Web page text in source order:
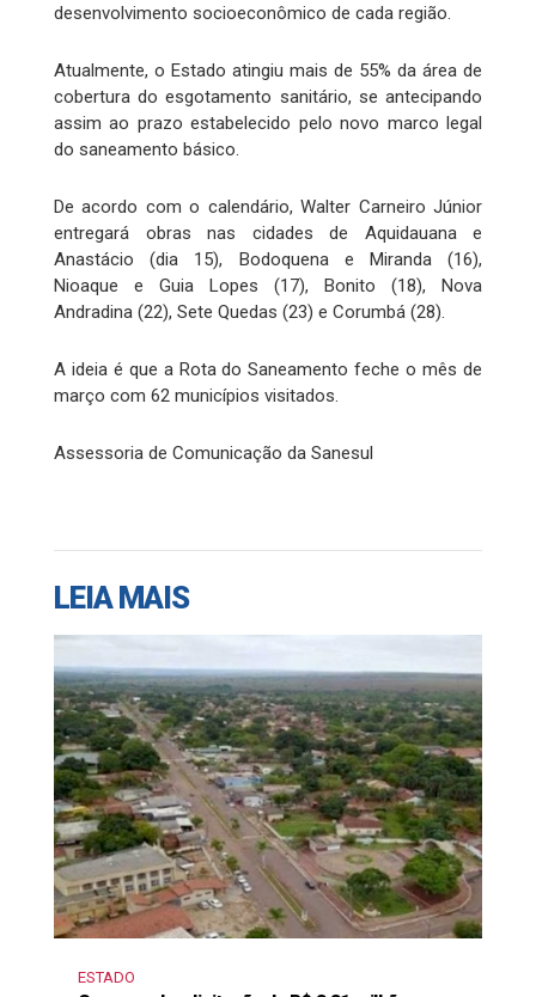
desenvolvimento socioeconômico de cada região.
Atualmente, o Estado atingiu mais de 55% da área de
cobertura do esgotamento sanitário, se antecipando
assim ao prazo estabelecido pelo novo marco legal
do saneamento básico.
De acordo com o calendário, Walter Carneiro Júnior
entregará obras nas cidades de Aquidauana e
Anastácio (dia 15), Bodoquena e Miranda (16),
Nioaque e Guia Lopes (17), Bonito (18), Nova
Andradina (22), Sete Quedas (23) e Corumbá (28).
A ideia é que a Rota do Saneamento feche o mês de
março com 62 municípios visitados.
Assessoria de Comunicação da Sanesul
LEIA MAIS
ESTADO